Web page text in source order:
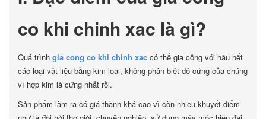
co khi chinh xac là gì?
Quá trình gia cong co khi chinh xac có thể gia công với hầu hết
các loại vật liệu bằng kim loại, không phân biệt độ cứng của chúng
vì hợp kim là cứng nhất rồi.
Sản phẩm làm ra có giá thành khá cao vì còn nhiều khuyết điểm